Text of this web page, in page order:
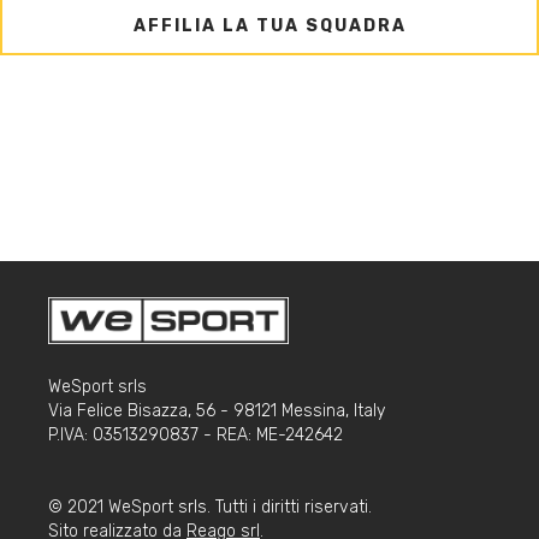
AFFILIA LA TUA SQUADRA
WeSport srls
Via Felice Bisazza, 56 - 98121 Messina, Italy
P.IVA: 03513290837 - REA: ME-242642
© 2021 WeSport srls. Tutti i diritti riservati.
Sito realizzato da Reago srl .